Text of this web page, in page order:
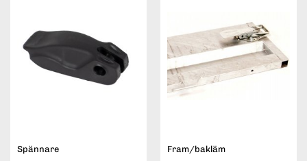
Spännare Fram/bakläm